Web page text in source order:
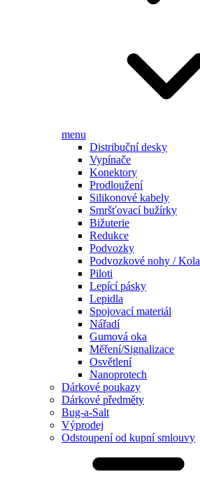
menu
Distribuční desky
Vypínače
Konektory
Prodloužení
Silikonové kabely
Smršťovací bužírky
Bižuterie
Redukce
Podvozky
Podvozkové nohy / Kola
Piloti
Lepící pásky
Lepidla
Spojovací materiál
Nářadí
Gumová oka
Měření/Signalizace
Osvětlení
Nanoprotech
Dárkové poukazy
Dárkové předměty
Bug-a-Salt
Výprodej
Odstoupení od kupní smlouvy